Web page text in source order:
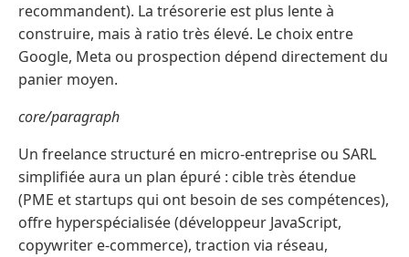
recommandent). La trésorerie est plus lente à
construire, mais à ratio très élevé. Le choix entre
Google, Meta ou prospection dépend directement du
panier moyen.
core/paragraph
Un freelance structuré en micro-entreprise ou SARL
simplifiée aura un plan épuré : cible très étendue
(PME et startups qui ont besoin de ses compétences),
offre hyperspécialisée (développeur JavaScript,
copywriter e-commerce), traction via réseau,